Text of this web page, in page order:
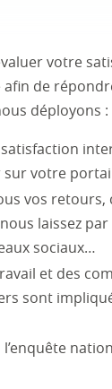
votre
de
déployons :
sur votre
vos
laissez
sociaux…
et des
sont